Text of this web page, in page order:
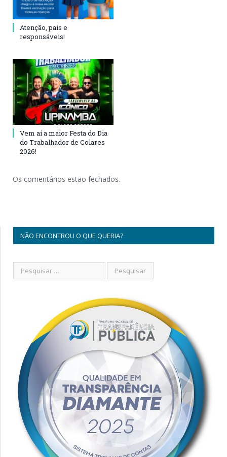
Atenção, pais e
responsáveis!
Vem aí a maior Festa do Dia
do Trabalhador de Colares
2026!
Os comentários estão fechados.
NÃO ENCONTROU O QUE QUERIA?